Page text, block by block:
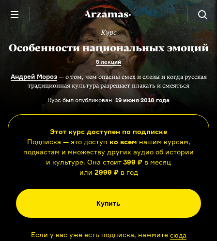
Курс
Особенности национальных эмоций
5 лекций
Андрей Мороз— о том, чем опасны смех и слезы и когда русская
традиционная культура разрешает плакать и смеяться
Курс был опубликован 19 июня 2018 года
Этот курс доступен по подписке
Подписка — это доступ ко всем нашим курсам,
подкастам и множеству других аудио об истории
и культуре. Она стоит399 ₽ в месяц
или 2999 ₽в год
Купить
Если у вас уже есть подписка, нажмите сюда